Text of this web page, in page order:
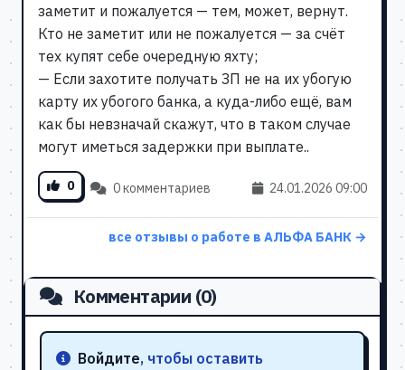
заметит и пожалуется — тем, может, вернут.
Кто не заметит или не пожалуется — за счёт
тех купят себе очередную яхту;
— Если захотите получать ЗП не на их убогую
карту их убогого банка, а куда-либо ещё, вам
как бы невзначай скажут, что в таком случае
могут иметься задержки при выплате..
0 0 комментариев 24.01.2026 09:00
все отзывы о работе в АЛЬФА БАНК →
Комментарии (0)
Войдите, чтобы оставить